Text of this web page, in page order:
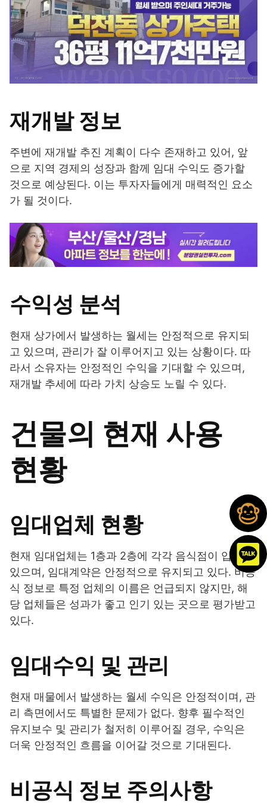
재개발 정보
주변에 재개발 추진 계획이 다수 존재하고 있어, 앞
으로 지역 경제의 성장과 함께 임대 수익도 증가할
것으로 예상된다. 이는 투자자들에게 매력적인 요소
가 될 것이다.
수익성 분석
현재 상가에서 발생하는 월세는 안정적으로 유지되
고 있으며, 관리가 잘 이루어지고 있는 상황이다. 따
라서 소유자는 안정적인 수익을 기대할 수 있으며,
재개발 추세에 따라 가치 상승도 노릴 수 있다.
건물의 현재 사용
현황
임대업체 현황
현재 임대업체는 1층과 2층에 각각 음식점이 입점해
있으며, 임대계약은 안정적으로 유지되고 있다. 비공
식 정보로 특정 업체의 이름은 언급되지 않지만, 해
당 업체들은 성과가 좋고 인기 있는 곳으로 평가받고
있다.
임대수익 및 관리
현재 매물에서 발생하는 월세 수익은 안정적이며, 관
리 측면에서도 특별한 문제가 없다. 향후 필수적인
유지보수 및 관리가 철저히 이루어질 경우, 수익은
더욱 안정적인 흐름을 이어갈 것으로 기대된다.
비공식 정보 주의사항